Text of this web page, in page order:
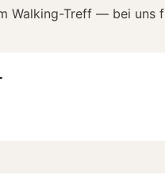
Walking-Treff — bei uns